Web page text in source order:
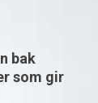
bak
som gir